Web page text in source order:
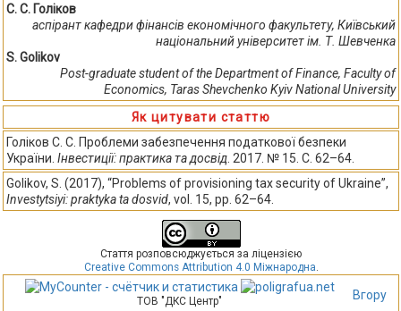
С. С. Голіков
аспірант кафедри фінансів економічного факультету, Київський
національний університет ім. Т. Шевченка
S. Golikov
Post-graduate student of the Department of Finance, Faculty of
Economics, Taras Shevchenko Kyiv National University
Як цитувати статтю
Голіков С. С. Проблеми забезпечення податкової безпеки
України. Інвестиції: практика та досвід . 2017. № 15. С. 62–64.
Golikov, S. (2017), “Problems of provisioning tax security of Ukraine”,
Investytsiyi: praktyka ta dosvid, vol. 15, pp. 62–64.
Стаття розповсюджується за ліцензією
Creative Commons Attribution 4.0 Міжнародна
Вгору
ТОВ "ДКС Центр"